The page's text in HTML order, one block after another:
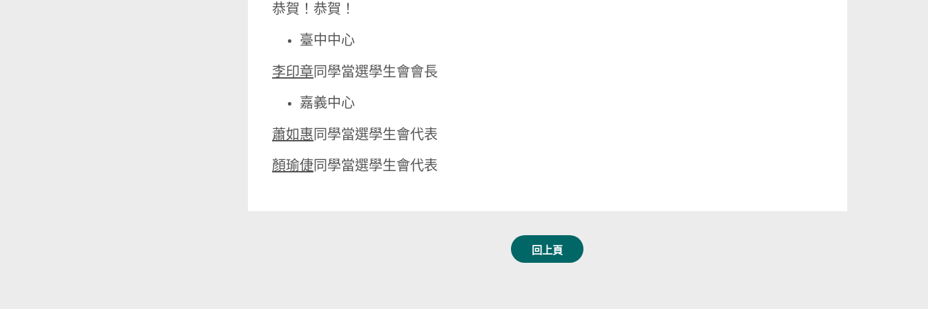
恭賀！恭賀！
臺中中心
李印章 同學當選學生會會長
嘉義中心
蕭如惠 同學當選學生會代表
顏瑜倢 同學當選學生會代表
回上頁